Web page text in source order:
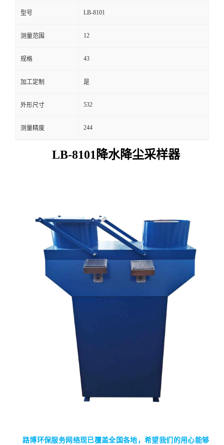
型号 LB-8101
测量范围 12
规格 43
加工定制 是
外形尺寸 532
测量精度 244
LB-8101 降水降尘采样器
路博环保服务网络现已覆盖全国各地，希望我们的用心能够